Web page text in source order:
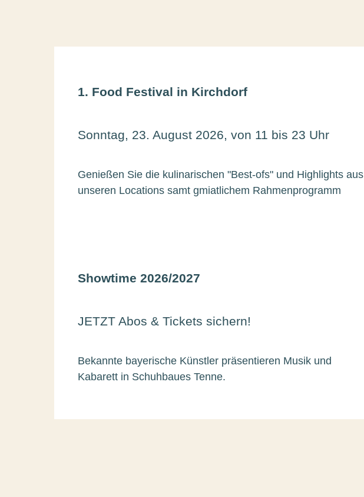
1. Food Festival in Kirchdorf
Sonntag, 23. August 2026, von 11 bis 23 Uhr
Genießen Sie die kulinarischen "Best-ofs" und Highlights aus
unseren Locations samt gmiatlichem Rahmenprogramm
Showtime 2026/2027
JETZT Abos & Tickets sichern!
Bekannte bayerische Künstler präsentieren Musik und
Kabarett in Schuhbaues Tenne.